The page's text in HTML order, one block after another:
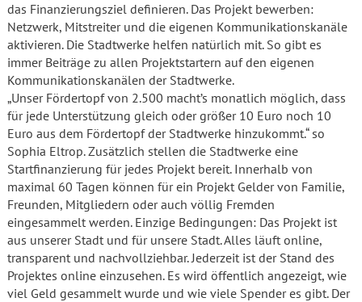
das Finanzierungsziel definieren. Das Projekt bewerben:
Netzwerk, Mitstreiter und die eigenen Kommunikationskanäle
aktivieren. Die Stadtwerke helfen natürlich mit. So gibt es
immer Beiträge zu allen Projektstartern auf den eigenen
Kommunikationskanälen der Stadtwerke.
„Unser Fördertopf von 2.500 macht’s monatlich möglich, dass
für jede Unterstützung gleich oder größer 10 Euro noch 10
Euro aus dem Fördertopf der Stadtwerke hinzukommt.“ so
Sophia Eltrop. Zusätzlich stellen die Stadtwerke eine
Startfinanzierung für jedes Projekt bereit. Innerhalb von
maximal 60 Tagen können für ein Projekt Gelder von Familie,
Freunden, Mitgliedern oder auch völlig Fremden
eingesammelt werden. Einzige Bedingungen: Das Projekt ist
aus unserer Stadt und für unsere Stadt. Alles läuft online,
transparent und nachvollziehbar. Jederzeit ist der Stand des
Projektes online einzusehen. Es wird öffentlich angezeigt, wie
viel Geld gesammelt wurde und wie viele Spender es gibt. Der